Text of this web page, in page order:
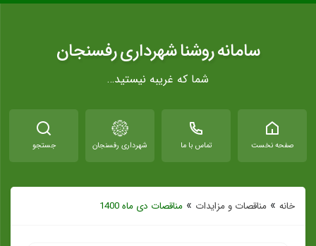
سامانه روشنا شهرداری رفسنجان
شما که غریبه نیستید…
صفحه نخست تماس با ما شهرداری رفسنجان جستجو
خانه » مناقصات و مزایدات » مناقصات دی ماه 1400